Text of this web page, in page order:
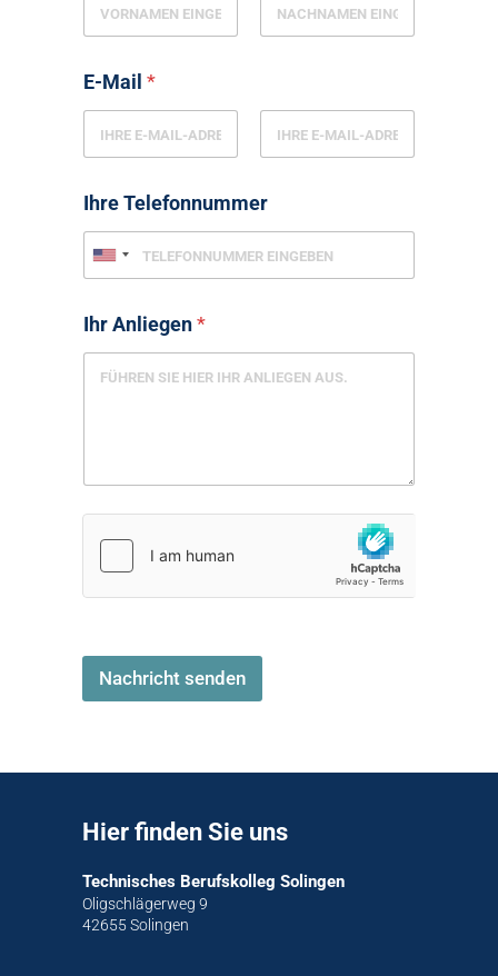
E-Mail *
Ihre Telefonnummer
Ihr Anliegen*
Nachricht senden
Hier finden Sie uns
Technisches Berufskolleg Solingen
Oligschlägerweg 9
42655 Solingen